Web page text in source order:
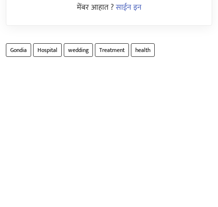
मेंबर आहात ?साईन इन
Gondia Hospital wedding Treatment health